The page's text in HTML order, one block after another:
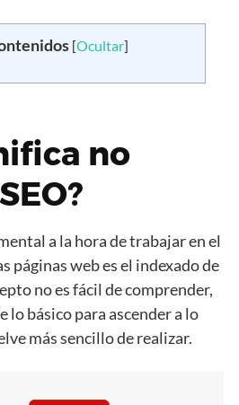
[Ocultar]
no
a la hora de trabajar en el
páginas web es el indexado de
no es fácil de comprender,
lo básico para ascender a lo
más sencillo de realizar.